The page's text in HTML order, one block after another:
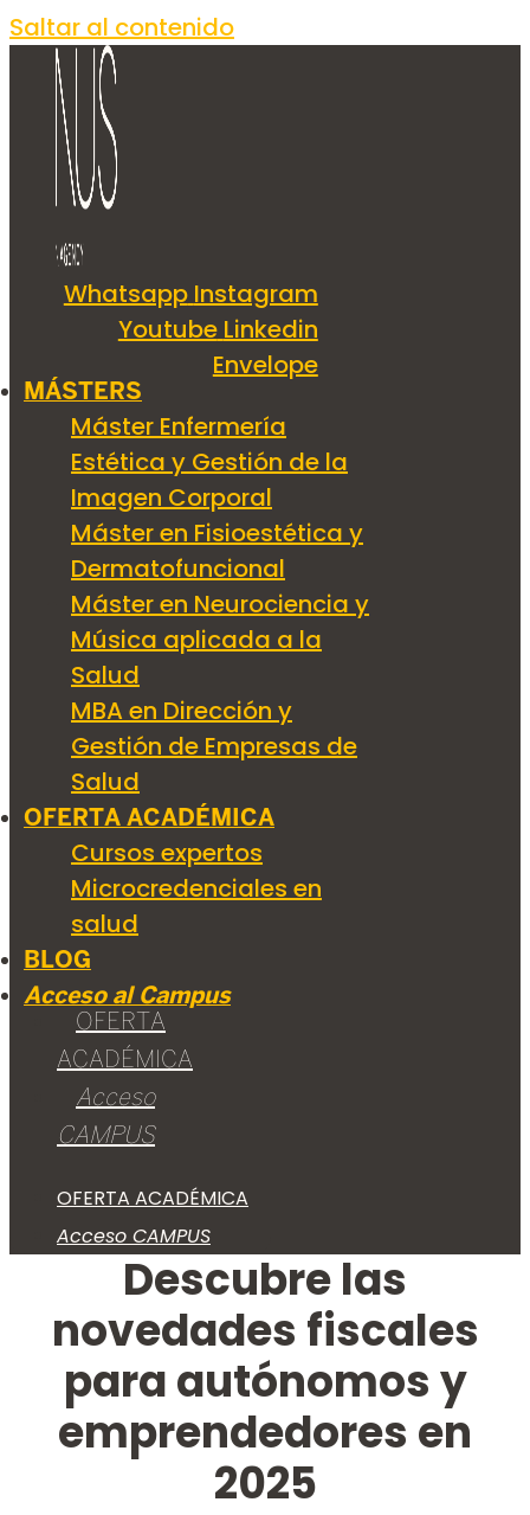
Saltar al contenido
Whatsapp Instagram
Youtube Linkedin
Envelope
MÁSTERS
Máster Enfermería
Estética y Gestión de la
Imagen Corporal
Máster en Fisioestética y
Dermatofuncional
Máster en Neurociencia y
Música aplicada a la
Salud
MBA en Dirección y
Gestión de Empresas de
Salud
OFERTA ACADÉMICA
Cursos expertos
Microcredenciales en
salud
BLOG
Acceso al Campus
OFERTA
ACADÉMICA
Acceso
CAMPUS
OFERTA ACADÉMICA
Acceso CAMPUS
Descubre las
novedades fiscales
para autónomos y
emprendedores en
2025